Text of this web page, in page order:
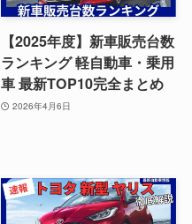
【2025年度】新車販売台数
ランキング 軽自動車・乗用
車 最新TOP10完全まとめ
2026年4月6日